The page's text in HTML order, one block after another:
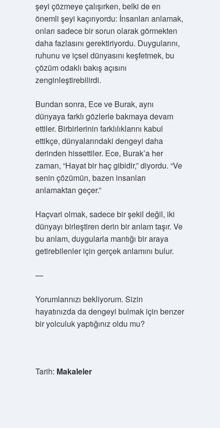
şeyi çözmeye çalışırken, belki de en
önemli şeyi kaçırıyordu: İnsanları anlamak,
onları sadece bir sorun olarak görmekten
daha fazlasını gerektiriyordu. Duygularını,
ruhunu ve içsel dünyasını keşfetmek, bu
çözüm odaklı bakış açısını
zenginleştirebilirdi.
Bundan sonra, Ece ve Burak, aynı
dünyaya farklı gözlerle bakmaya devam
ettiler. Birbirlerinin farklılıklarını kabul
ettikçe, dünyalarındaki dengeyi daha
derinden hissettiler. Ece, Burak’a her
zaman, “Hayat bir haç gibidir,” diyordu. “Ve
senin çözümün, bazen insanları
anlamaktan geçer.”
Haçvari olmak, sadece bir şekil değil, iki
dünyayı birleştiren derin bir anlam taşır. Ve
bu anlam, duygularla mantığı bir araya
getirebilenler için gerçek anlamını bulur.
—
Yorumlarınızı bekliyorum. Sizin
hayatınızda da dengeyi bulmak için benzer
bir yolculuk yaptığınız oldu mu?
Tarih: Makaleler